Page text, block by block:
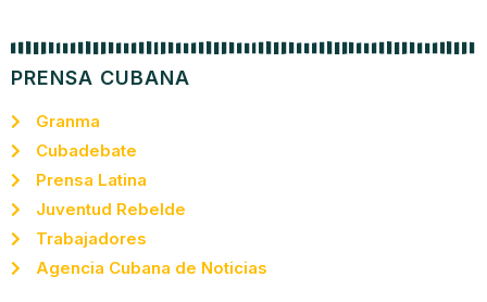
PRENSA CUBANA
Granma
Cubadebate
Prensa Latina
Juventud Rebelde
Trabajadores
Agencia Cubana de Noticias